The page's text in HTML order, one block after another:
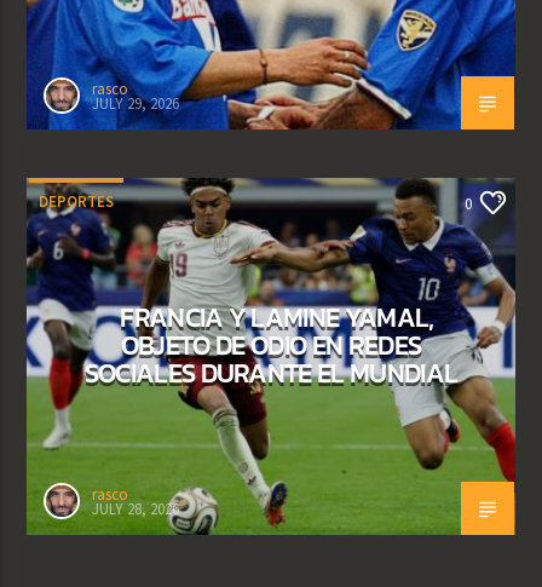
rasco
JULY 29, 2026
DEPORTES 0
FRANCIA Y LAMINE YAMAL,
OBJETO DE ODIO EN REDES
SOCIALES DURANTE EL MUNDIAL
rasco
JULY 28, 2026